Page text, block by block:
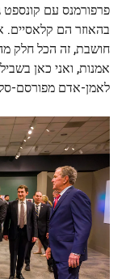
פרפורמנס עם
בהאוזר הם קלאסיים.
חושבת, זה הכל חלק
אמנות, ואני כאן
לאמן-אדם מפורסם-